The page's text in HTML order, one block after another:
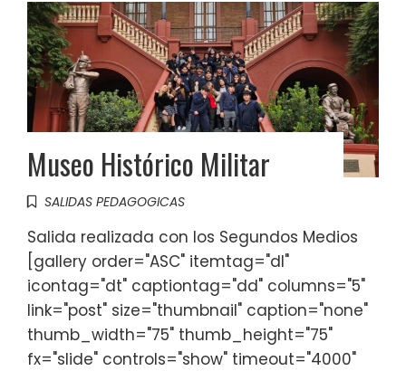
Museo Histórico Militar
SALIDAS PEDAGOGICAS
Salida realizada con los Segundos Medios
[gallery order="ASC" itemtag="dl"
icontag="dt" captiontag="dd" columns="5"
link="post" size="thumbnail" caption="none"
thumb_width="75" thumb_height="75"
fx="slide" controls="show" timeout="4000"